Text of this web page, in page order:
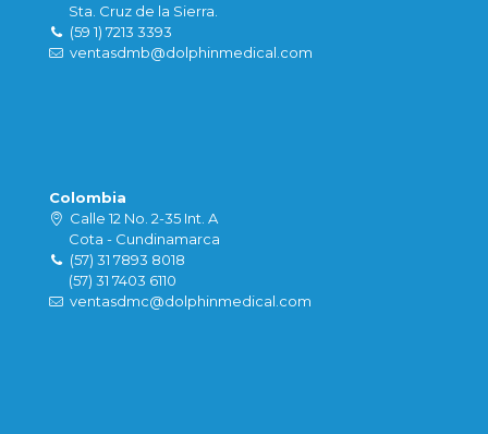
Sta. Cruz de la Sierra.
(59 1) 7213 3393
ventasdmb@dolphinmedical.com
Colombia
Calle 12 No. 2-35 Int. A
Cota - Cundinamarca
(57) 31 7893 8018
(57) 31 7403 6110
ventasdmc@dolphinmedical.com